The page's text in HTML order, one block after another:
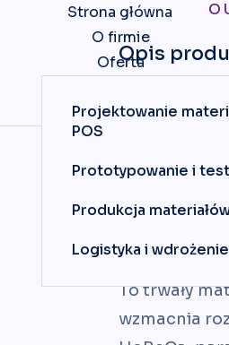
Strona główna
O firmie
Oferta
Projektowanie
POS
Prototypowanie i
Produkcja
Logistyka i wdrożenie
Kontakt
Opis
Parasol
marki w
Zapewnia
brandu z
koloru
nadruk logo,
To trwały
wzmacnia